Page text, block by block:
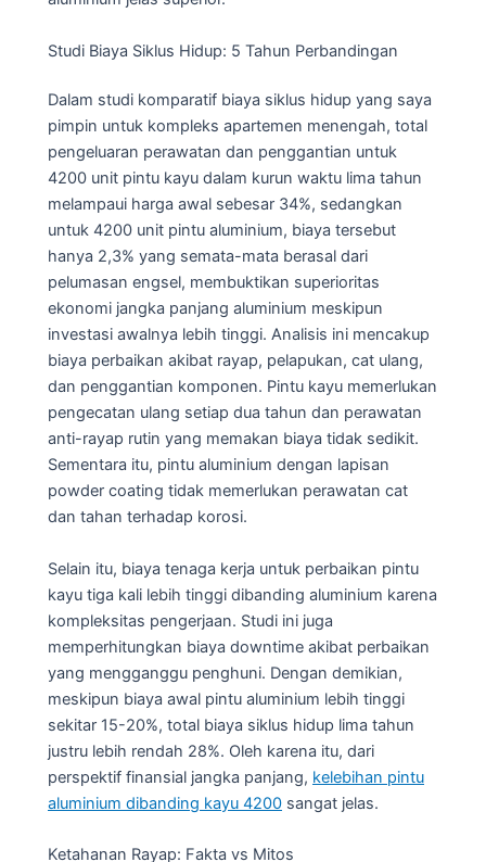
Studi Biaya Siklus Hidup: 5 Tahun Perbandingan
Dalam studi komparatif biaya siklus hidup yang saya
pimpin untuk kompleks apartemen menengah, total
pengeluaran perawatan dan penggantian untuk
4200 unit pintu kayu dalam kurun waktu lima tahun
melampaui harga awal sebesar 34%, sedangkan
untuk 4200 unit pintu aluminium, biaya tersebut
hanya 2,3% yang semata-mata berasal dari
pelumasan engsel, membuktikan superioritas
ekonomi jangka panjang aluminium meskipun
investasi awalnya lebih tinggi. Analisis ini mencakup
biaya perbaikan akibat rayap, pelapukan, cat ulang,
dan penggantian komponen. Pintu kayu memerlukan
pengecatan ulang setiap dua tahun dan perawatan
anti-rayap rutin yang memakan biaya tidak sedikit.
Sementara itu, pintu aluminium dengan lapisan
powder coating tidak memerlukan perawatan cat
dan tahan terhadap korosi.
Selain itu, biaya tenaga kerja untuk perbaikan pintu
kayu tiga kali lebih tinggi dibanding aluminium karena
kompleksitas pengerjaan. Studi ini juga
memperhitungkan biaya downtime akibat perbaikan
yang mengganggu penghuni. Dengan demikian,
meskipun biaya awal pintu aluminium lebih tinggi
sekitar 15-20%, total biaya siklus hidup lima tahun
justru lebih rendah 28%. Oleh karena itu, dari
perspektif finansial jangka panjang, kelebihan pintu
aluminium dibanding kayu 4200 sangat jelas.
Ketahanan Rayap: Fakta vs Mitos